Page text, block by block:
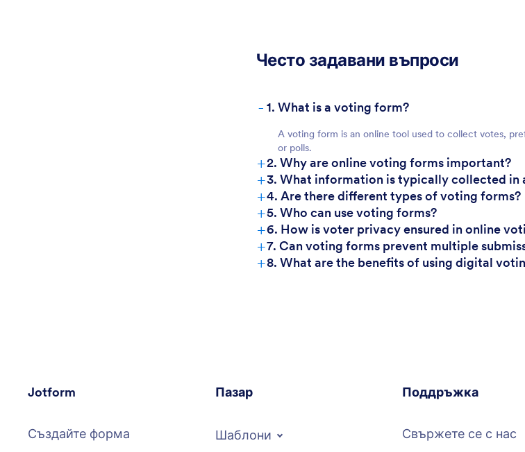
Често задавани въпроси
- 1. What is a voting form?
A voting form is an online tool used to collect votes,
or polls.
+2. Why are online voting forms important?
+3. What information is typically collected in
+4. Are there different types of voting forms?
+5. Who can use voting forms?
+6. How is voter privacy ensured in online
+7. Can voting forms prevent multiple
+8. What are the benefits of using digital
Jotform
Създайте форма
Пазар
Шаблони
Поддръжка
Свържете се с нас